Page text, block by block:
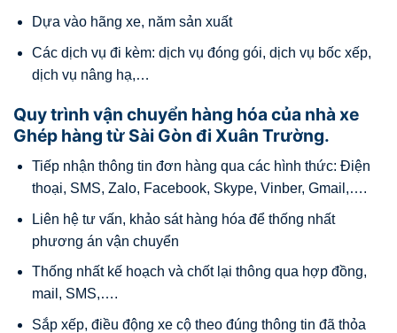
Dựa vào hãng xe, năm sản xuất
Các dịch vụ đi kèm: dịch vụ đóng gói, dịch vụ bốc xếp,
dịch vụ nâng hạ,…
Quy trình vận chuyển hàng hóa của nhà xe
Ghép hàng từ Sài Gòn đi Xuân Trường.
Tiếp nhận thông tin đơn hàng qua các hình thức: Điện
thoại, SMS, Zalo, Facebook, Skype, Vinber, Gmail,….
Liên hệ tư vấn, khảo sát hàng hóa để thống nhất
phương án vận chuyển
Thống nhất kế hoạch và chốt lại thông qua hợp đồng,
mail, SMS,….
Sắp xếp, điều động xe cộ theo đúng thông tin đã thỏa